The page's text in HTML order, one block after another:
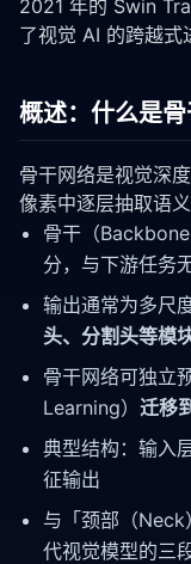
2021 年的 Swin
了视觉 AI 的跨越式
概述：什么是
骨干网络是视觉深
像素中逐层抽取语义
骨干（
分，与下游任务
输出通常为多尺
头、分割头等模
骨干网络可独立
Learning） 迁移
典型结构：输入
征输出
与「颈部（
代视觉模型的三